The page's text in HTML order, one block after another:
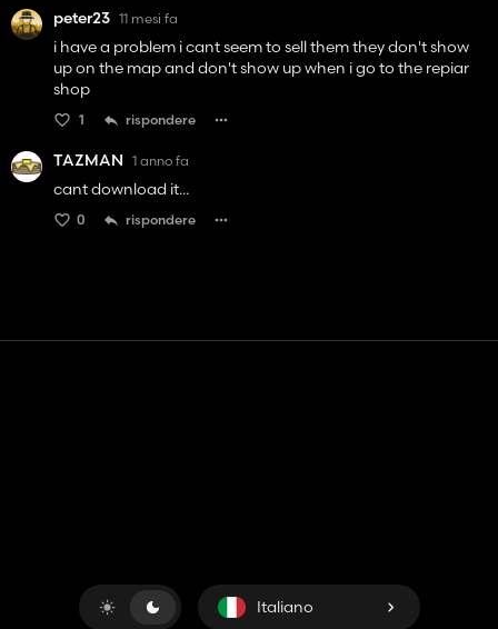
peter23 11 mesi fa
i have a problem i cant seem to sell them they don't show
up on the map and don't show up when i go to the repiar
shop
1 rispondere
TAZMAN 1 anno fa
cant download it...
0 rispondere
Italiano